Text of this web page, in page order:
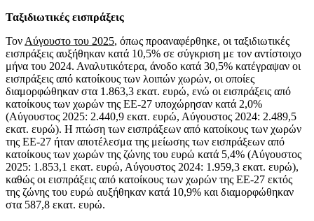
Ταξιδιωτικές εισπράξεις
Τον Αύγουστο του 2025, όπως προαναφέρθηκε, οι ταξιδιωτικές
εισπράξεις αυξήθηκαν κατά 10,5% σε σύγκριση με τον αντίστοιχο
μήνα του 2024. Αναλυτικότερα, άνοδο κατά 30,5% κατέγραψαν οι
εισπράξεις από κατοίκους των λοιπών χωρών, οι οποίες
διαμορφώθηκαν στα 1.863,3 εκατ. ευρώ, ενώ οι εισπράξεις από
κατοίκους των χωρών της ΕΕ-27 υποχώρησαν κατά 2,0%
(Αύγουστος 2025: 2.440,9 εκατ. ευρώ, Αύγουστος 2024: 2.489,5
εκατ. ευρώ). Η πτώση των εισπράξεων από κατοίκους των χωρών
της ΕΕ-27 ήταν αποτέλεσμα της μείωσης των εισπράξεων από
κατοίκους των χωρών της ζώνης του ευρώ κατά 5,4% (Αύγουστος
2025: 1.853,1 εκατ. ευρώ, Αύγουστος 2024: 1.959,3 εκατ. ευρώ),
καθώς οι εισπράξεις από κατοίκους των χωρών της ΕΕ-27 εκτός
της ζώνης του ευρώ αυξήθηκαν κατά 10,9% και διαμορφώθηκαν
στα 587,8 εκατ. ευρώ.